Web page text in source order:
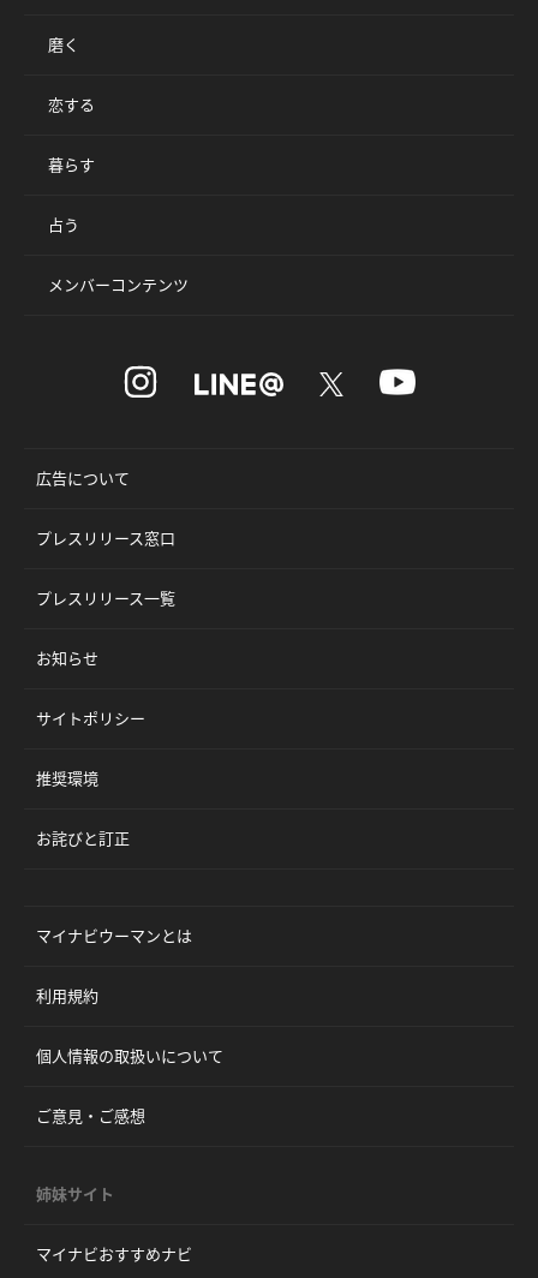
磨く
恋する
暮らす
占う
メンバーコンテンツ
広告について
プレスリリース窓口
プレスリリース一覧
お知らせ
サイトポリシー
推奨環境
お詫びと訂正
マイナビウーマンとは
利用規約
個人情報の取扱いについて
ご意見・ご感想
姉妹サイト
マイナビおすすめナビ